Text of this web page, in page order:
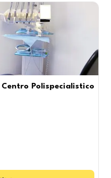
Polispecialistico